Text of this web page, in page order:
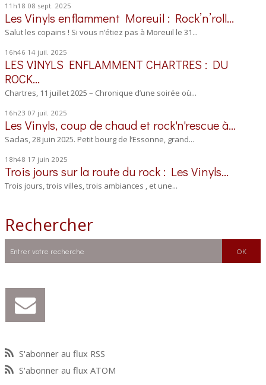
11h18 08 sept. 2025
Les Vinyls enflamment Moreuil : Rock’n’roll...
Salut les copains ! Si vous n’étiez pas à Moreuil le 31...
16h46 14 juil. 2025
LES VINYLS ENFLAMMENT CHARTRES : DU
ROCK...
Chartres, 11 juillet 2025 – Chronique d’une soirée où...
16h23 07 juil. 2025
Les Vinyls, coup de chaud et rock'n'rescue à...
Saclas, 28 juin 2025. Petit bourg de l’Essonne, grand...
18h48 17 juin 2025
Trois jours sur la route du rock : Les Vinyls...
Trois jours, trois villes, trois ambiances , et une...
Rechercher
S'abonner au flux RSS
S'abonner au flux ATOM